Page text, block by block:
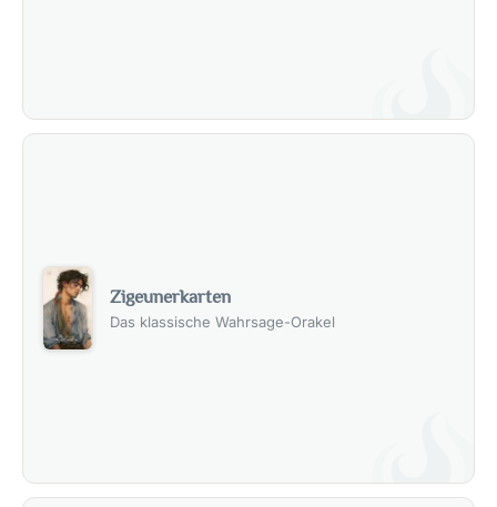
Zigeunerkarten
Das klassische Wahrsage-Orakel